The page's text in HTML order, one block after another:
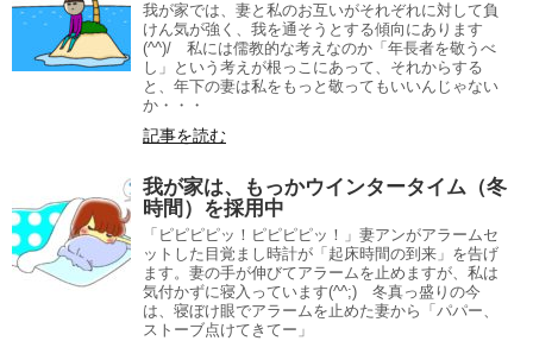
我が家では、妻と私のお互いがそれぞれに対して負
けん気が強く、我を通そうとする傾向にあります
(^^)/ 私には儒教的な考えなのか「年長者を敬うべ
し」という考えが根っこにあって、それからする
と、年下の妻は私をもっと敬ってもいいんじゃない
か・・・
記事を読む
我が家は、もっかウインタータイム（冬
時間）を採用中
「ピピピピッ！ピピピピッ！」妻アンがアラームセ
ットした目覚まし時計が「起床時間の到来」を告げ
ます。妻の手が伸びてアラームを止めますが、私は
気付かずに寝入っています(^^;) 冬真っ盛りの今
は、寝ぼけ眼でアラームを止めた妻から「パパー、
ストーブ点けてきてー」